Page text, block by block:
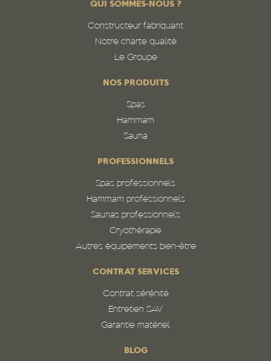
QUI SOMMES-NOUS ?
Constructeur fabriquant
Notre charte qualité
Le Groupe
NOS PRODUITS
Spas
Hammam
Sauna
PROFESSIONNELS
Spas professionnels
Hammam professionnels
Saunas professionnels
Cryothérapie
Autres équipements bien-être
CONTRAT SERVICES
Contrat sérénité
Entretien SAV
Garantie matériel
BLOG